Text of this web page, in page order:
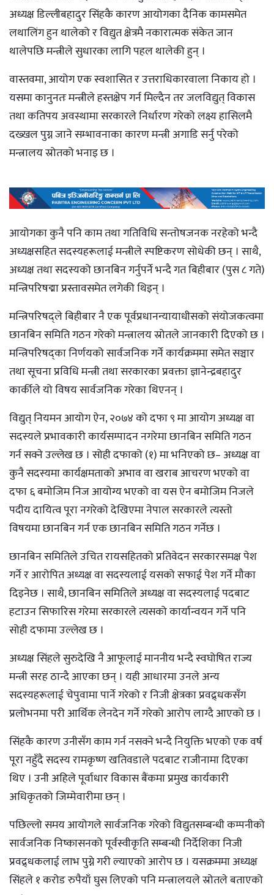
अध्यक्ष डिल्लीबहादुर सिंहकै कारण आयोगका दैनिक कामसमेत
लथालिंग हुन थालेको र विद्युत क्षेत्रमै नकारात्मक संकेत जान
थालेपछि मन्त्रीले सुधारका लागि पहल थालेकी हुन् ।
वास्तवमा, आयोग एक स्वशासित र उत्तराधिकारवाला निकाय हो ।
यसमा कानुनतः मन्त्रीले हस्तक्षेप गर्न मिल्दैन तर जलविद्युत् विकास
तथा कतिपय अवस्थामा सरकारले निर्धारण गरेको लक्ष्य हासिलमै
दख्खल पुग्न जाने सम्भावनाका कारण मन्त्री अगाडि सर्नु परेको
मन्त्रालय स्रोतको भनाइ छ ।
आयोगका कुनै पनि काम तथा गतिविधि सन्तोषजनक नरहेको भन्दै
अध्यक्षसहित सदस्यहरूलाई मन्त्रीले स्पष्टिकरण सोधेकी छन् । साथै,
अध्यक्ष तथा सदस्यको छानबिन गर्नुपर्ने भन्दै गत बिहीबार (पुस ८ गते)
मन्त्रिपरिषद्मा प्रस्तावसमेत लगेकी थिइन् ।
मन्त्रिपरिषद्ले बिहीबार नै एक पूर्वप्रधानन्यायाधीसको संयोजकत्वमा
छानबिन समिति गठन गरेको मन्त्रालय स्रोतले जानकारी दिएको छ ।
मन्त्रिपरिषद्का निर्णयको सार्वजनिक गर्ने कार्यक्रममा समेत सञ्चार
तथा सूचना प्रविधि मन्त्री तथा सरकारका प्रवक्ता ज्ञानेन्द्रबहादुर
कार्कीले यो विषय सार्वजनिक गरेका थिएनन् ।
विद्युत् नियमन आयोग ऐन, २०७४ को दफा ९ मा आयोग अध्यक्ष वा
सदस्यले प्रभावकारी कार्यसम्पादन नगरेमा छानबिन समिति गठन
गर्न सक्ने उल्लेख छ । सोही दफाको (१) मा भनिएको छ– अध्यक्ष वा
कुनै सदस्यमा कार्यक्षमताको अभाव वा खराब आचरण भएको वा
दफा ६ बमोजिम निज आयोग्य भएको वा यस ऐन बमोजिम निजले
पदीय दायित्व पूरा नगरेको देखिएमा नेपाल सरकारले त्यस्तो
विषयमा छानबिन गर्न एक छानबिन समिति गठन गर्नेछ ।
छानबिन समितिले उचित रायसहितको प्रतिवेदन सरकारसमक्ष पेश
गर्ने र आरोपित अध्यक्ष वा सदस्यलाई यसको सफाई पेश गर्ने मौका
दिइनेछ । साथै, छानबिन समितिले अध्यक्ष वा सदस्यलाई पदबाट
हटाउन सिफारिस गरेमा सरकारले त्यसको कार्यान्वयन गर्ने पनि
सोही दफामा उल्लेख छ ।
अध्यक्ष सिंहले सुरुदेखि नै आफूलाई माननीय भन्दै स्वघोषित राज्य
मन्त्री सरह ठान्दै आएका छन् । यही आधारमा उनले अन्य
सदस्यहरूलाई चेपुवामा पार्ने गरेको र निजी क्षेत्रका प्रवद्र्धकसँग
प्रलोभनमा परी आर्थिक लेनदेन गर्ने गरेको आरोप लाग्दै आएको छ ।
सिंहकै कारण उनीसँग काम गर्न नसक्ने भन्दै नियुक्ति भएको एक वर्ष
पूरा नहुँदै सदस्य रामकृष्ण खतिवडाले पदबाट राजीनामा दिएका
थिए । उनी अहिले पूर्वाधार विकास बैंकमा प्रमुख कार्यकारी
अधिकृतको जिम्मेवारीमा छन् ।
पछिल्लो समय आयोगले सार्वजनिक गरेको विद्युतसम्बन्धी कम्पनीको
सार्वजनिक निष्कासनको पूर्वस्वीकृति सम्बन्धी निर्देशिका निजी
प्रवद्र्धकलाई लाभ पुग्ने गरी ल्याएको आरोप छ । यसक्रममा अध्यक्ष
सिंहले १ करोड रुपैयाँ घुस लिएको पनि मन्त्रालयले स्रोतले बताएको